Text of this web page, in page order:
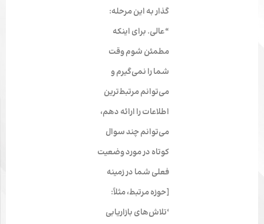
گذار به این مرحله:
“عالی. برای اینکه
مطمئن شوم وقت
شما را نمی‌گیرم و
می‌توانم مرتبط‌ترین
اطلاعات را ارائه دهم،
می‌توانم چند سوال
کوتاه در مورد وضعیت
فعلی شما در زمینه
[حوزه مرتبط، مثلاً:
‘تلاش‌های بازاریابی